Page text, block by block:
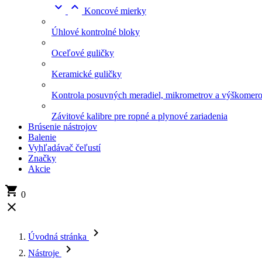
  Koncové mierky
Úhlové kontrolné bloky
Oceľové guličky
Keramické guličky
Kontrola posuvných meradiel, mikrometrov a
Závitové kalibre pre ropné a plynové zariadenia
Brúsenie nástrojov
Balenie
Vyhľadávač čeľustí
Značky
Akcie
 0

Úvodná stránka 
Nástroje
